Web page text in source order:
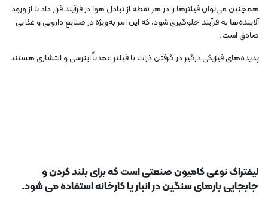
همچنین می‌توان فیلترها را در هر نقطه از تبادل هوا در فرآیند قرار داد تا از ورود
آلاینده‌ها به فرآیند جلوگیری شود، که این امر به‌ویژه در صنایع دارویی و غذایی
صادق است.
پدیده‌های فیزیکی درگیر در گرفتن ذرات با فیلتر عمدتاً اینرسی و انتشاری هستند
لیفتراک نوعی کامیون صنعتی است که برای بلند کردن و
جابجایی بارهای سنگین در انبار یا کارخانه استفاده می شود.